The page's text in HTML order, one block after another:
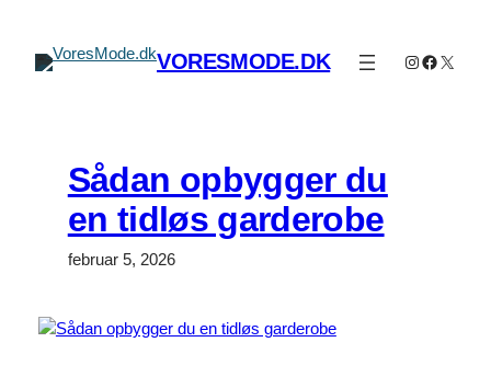
indhold
VORESMODE.DK Instagram
X
Sådan opbygger du
en tidløs garderobe
februar 5, 2026